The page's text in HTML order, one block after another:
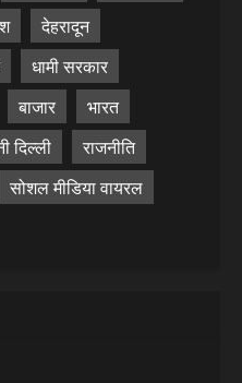
देहरादून
धामी सरकार
बाजार
भारत
दिल्ली
राजनीति
सोशल मीडिया वायरल